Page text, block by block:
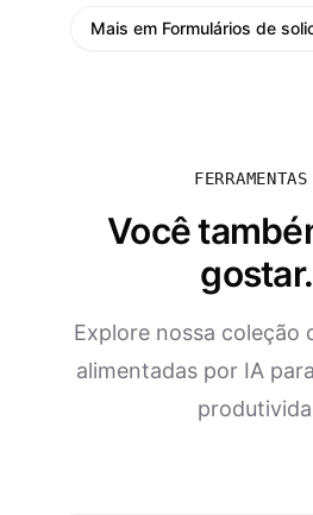
Mais em Formulários de
Você
Explore nossa coleção
alimentadas por IA